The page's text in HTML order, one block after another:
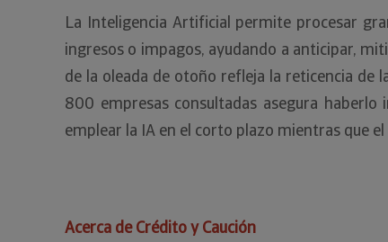
La Inteligencia Artificial permite procesar
ingresos o impagos, ayudando a anticipar,
de la oleada de otoño refleja la reticencia de
800 empresas consultadas asegura
emplear la IA en el corto plazo mientras que
Acerca de Crédito y Caución